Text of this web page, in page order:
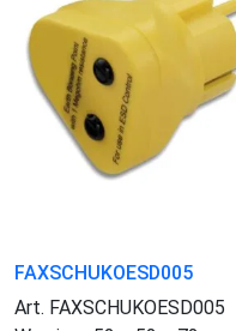
FAXSCHUKOESD005
Art. FAXSCHUKOESD005